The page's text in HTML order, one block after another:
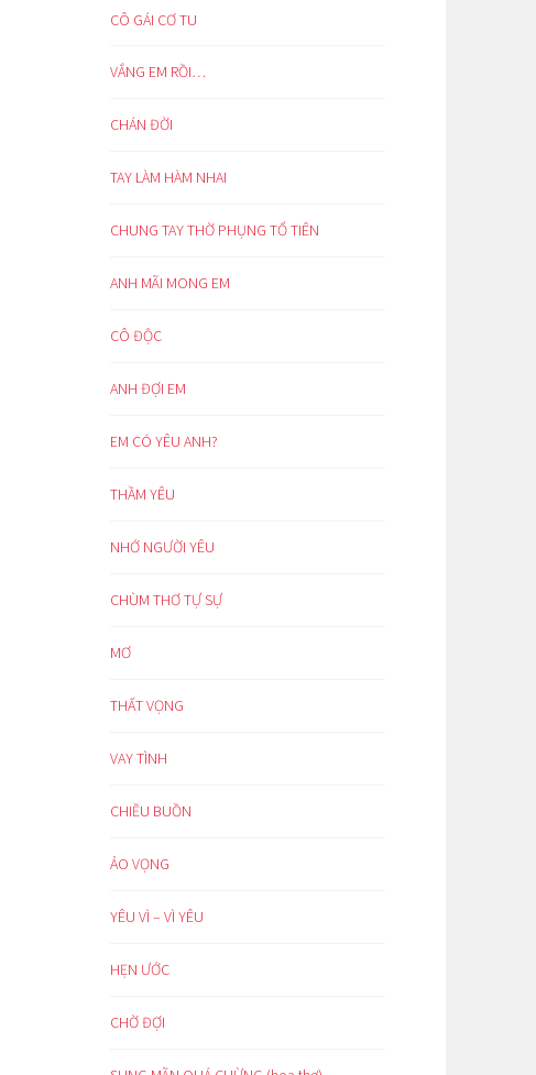
CÔ GÁI CƠ TU
VẮNG EM RỒI…
CHÁN ĐỜI
TAY LÀM HÀM NHAI
CHUNG TAY THỜ PHỤNG TỔ TIÊN
ANH MÃI MONG EM
CÔ ĐỘC
ANH ĐỢI EM
EM CÓ YÊU ANH?
THẦM YÊU
NHỚ NGƯỜI YÊU
CHÙM THƠ TỰ SỰ
MƠ
THẤT VỌNG
VAY TÌNH
CHIỀU BUỒN
ẢO VỌNG
YÊU VÌ – VÌ YÊU
HẸN ƯỚC
CHỜ ĐỢI